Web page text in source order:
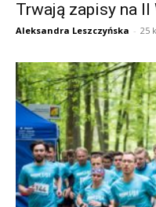
Trwają zapisy na
Aleksandra Leszczyńska - 25